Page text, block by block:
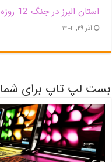
استان البرز در جنگ 12 روزه 7 شهید دانشجو تقدیم انقلاب کرد
آذر ۲۹, ۱۴۰۴
بست لپ تاپ برای شما